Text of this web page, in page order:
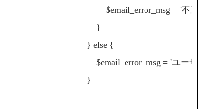
$email_error_msg = '不正なメ
}
} else {
$email_error_msg = 'ユーザIDが
}